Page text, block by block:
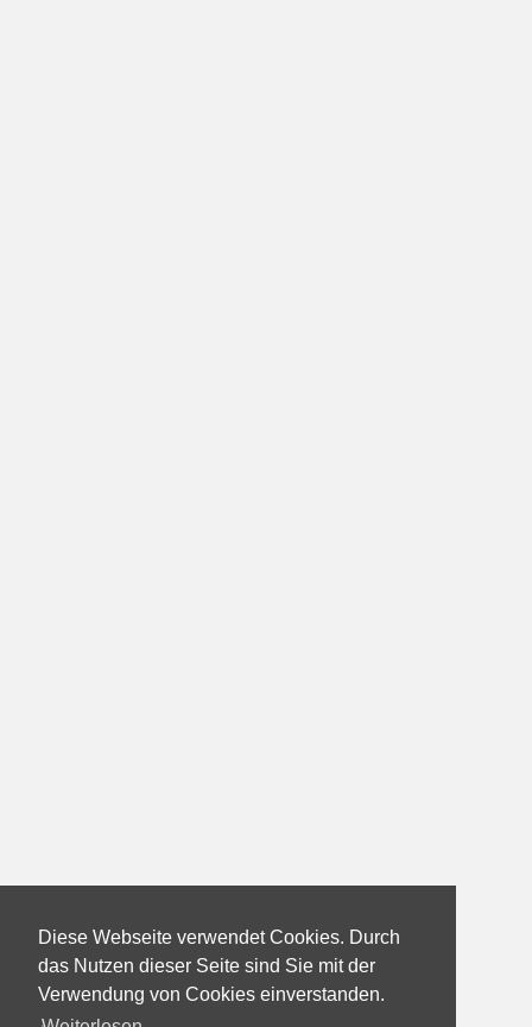
Diese Webseite verwendet Cookies. Durch
das Nutzen dieser Seite sind Sie mit der
Verwendung von Cookies einverstanden.